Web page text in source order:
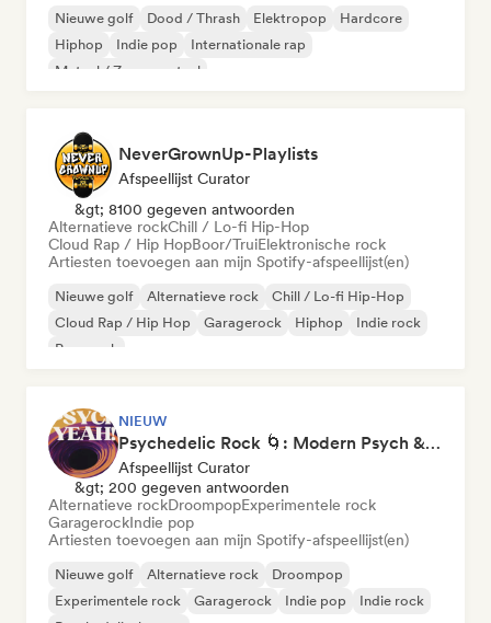
Nieuwe golf Dood / Thrash Elektropop
Hardcore
Hiphop
Indie pop
Internationale rap
Metaal / Zwaar metaal
NeverGrownUp-Playlists
Afspeellijst Curator
&gt; 8100 gegeven antwoorden
Alternatieve rockChill / Lo-fi Hip-Hop
Cloud Rap / Hip HopBoor/TruiElektronische rock
Artiesten toevoegen aan mijn Spotify-afspeellijst(en)
Nieuwe golf Alternatieve rock
Chill / Lo-fi Hip-Hop
Cloud Rap / Hip Hop
Garagerock Hiphop
Indie rock
Pop-punk
NIEUW
Psychedelic Rock 🌀: Modern Psych & Turkish Vibes
Afspeellijst Curator
&gt; 200 gegeven antwoorden
Alternatieve rockDroompopExperimentele rock
GaragerockIndie pop
Artiesten toevoegen aan mijn Spotify-afspeellijst(en)
Nieuwe golf Alternatieve rock
Droompop
Experimentele rock
Garagerock Indie pop
Indie rock